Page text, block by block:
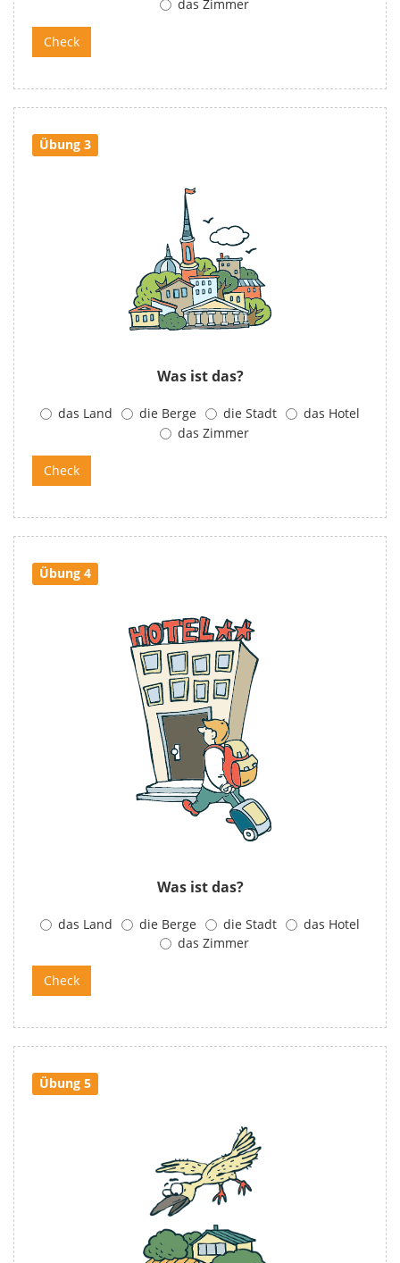
das Zimmer
Übung 3
Was ist das?
das Land die Berge die Stadt
das Hotel
das Zimmer
Übung 4
Was ist das?
das Land die Berge die Stadt
das Hotel
das Zimmer
Übung 5